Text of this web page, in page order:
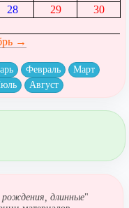
28 29
30
→
Февраль
Март
Август
длинные"